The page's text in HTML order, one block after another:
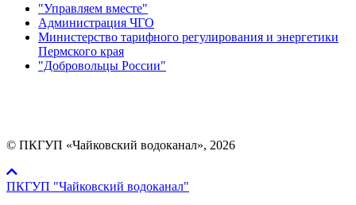
"Управляем вместе"
Администрация ЧГО
Министерство тарифного регулирования и энергетики
Пермского края
"Добровольцы России"
© ПКГУП «Чайковский водоканал», 2026
ПКГУП "Чайковский водоканал"